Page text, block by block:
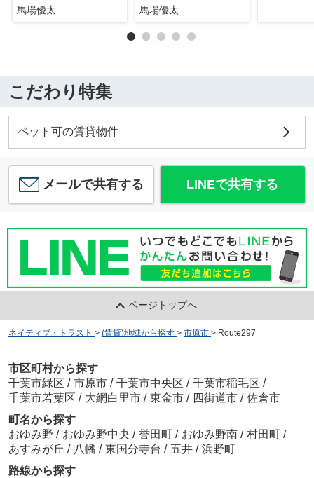
馬場優太 馬場優太
こだわり特集
ペット可の賃貸物件
メールで共有する LINEで共有する
ページトップへ
ネイティブ・トラスト > (賃貸)地域から探す > 市原市 > Route297
市区町村から探す
千葉市緑区 / 市原市 / 千葉市中央区 / 千葉市稲毛区 /
千葉市若葉区 / 大網白里市 / 東金市 / 四街道市 / 佐倉市
町名から探す
おゆみ野 / おゆみ野中央 / 誉田町 / おゆみ野南 / 村田町 /
あすみが丘 / 八幡 / 東国分寺台 / 五井 / 浜野町
路線から探す